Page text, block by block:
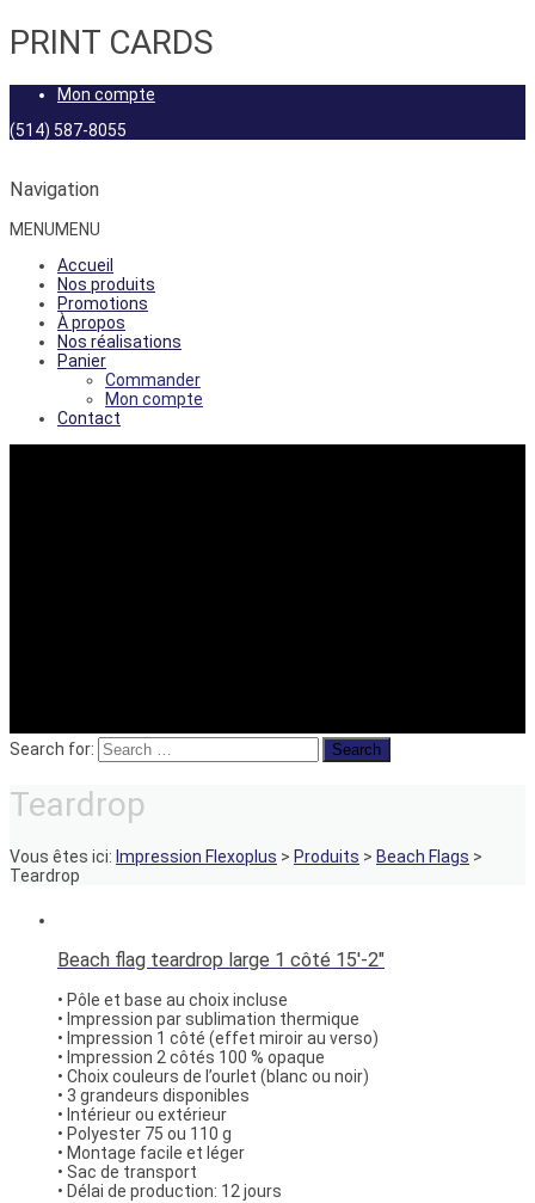
PRINT CARDS
Mon compte
(514) 587-8055
Navigation
MENUMENU
Accueil
Nos produits
Promotions
À propos
Nos réalisations
Panier
Commander
Mon compte
Contact
Search for:
Teardrop
Vous êtes ici: Impression Flexoplus > Produits > Beach Flags >
Teardrop
Beach flag teardrop large 1 côté 15′-2″
• Pôle et base au choix incluse
• Impression par sublimation thermique
• Impression 1 côté (effet miroir au verso)
• Impression 2 côtés 100 % opaque
• Choix couleurs de l’ourlet (blanc ou noir)
• 3 grandeurs disponibles
• Intérieur ou extérieur
• Polyester 75 ou 110 g
• Montage facile et léger
• Sac de transport
• Délai de production: 12 jours